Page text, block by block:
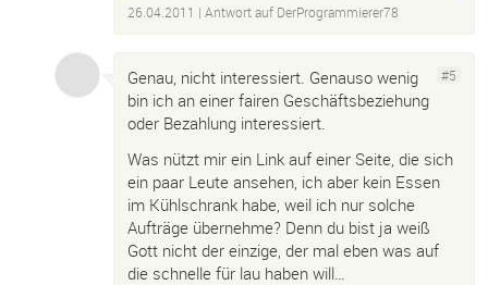
26.04.2011 | Antwort auf DerProgrammierer78
#5
Genau, nicht interessiert. Genauso wenig
bin ich an einer fairen Geschäftsbeziehung
oder Bezahlung interessiert.
Was nützt mir ein Link auf einer Seite, die sich
ein paar Leute ansehen, ich aber kein Essen
im Kühlschrank habe, weil ich nur solche
Aufträge übernehme? Denn du bist ja weiß
Gott nicht der einzige, der mal eben was auf
die schnelle für lau haben will…